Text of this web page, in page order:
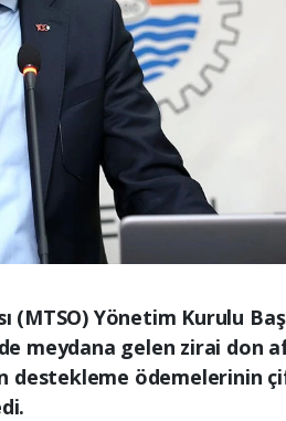
(MTSO) Yönetim Kurulu
meydana gelen zirai don
destekleme ödemelerinin